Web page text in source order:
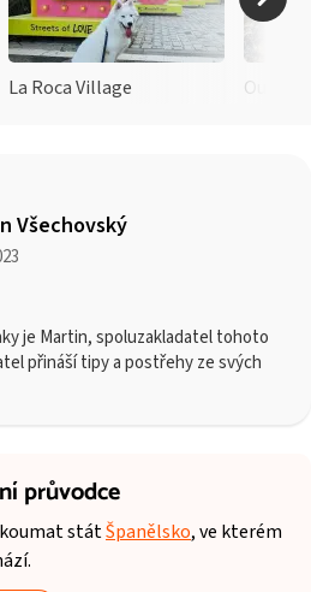
La Roca Village Outlet
Všechovský
je Martin, spoluzakladatel tohoto
přináší tipy a postřehy ze svých
průvodce
státŠpanělsko, ve kterém